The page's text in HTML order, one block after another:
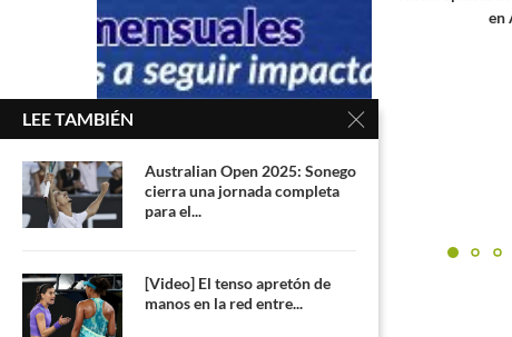
Ministro
la...
en Australia
LEE TAMBIÉN
Australian Open 2025: Sonego
cierra una jornada completa
para el...
[Video] El tenso apretón de
manos en la red entre...